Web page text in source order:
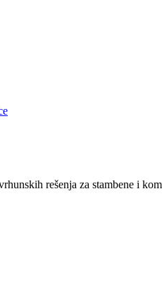
rešenja za stambene i